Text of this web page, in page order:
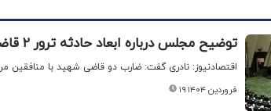
توضیح مجلس درباره ابعاد حادثه ترور ۲ قاضی/ ضارب با منافقین مرتبط بوده است
اقتصادنیوز: نادری گفت: ضارب دو قاضی شهید با منافقین
۱۹ فروردین ۱۴۰۴